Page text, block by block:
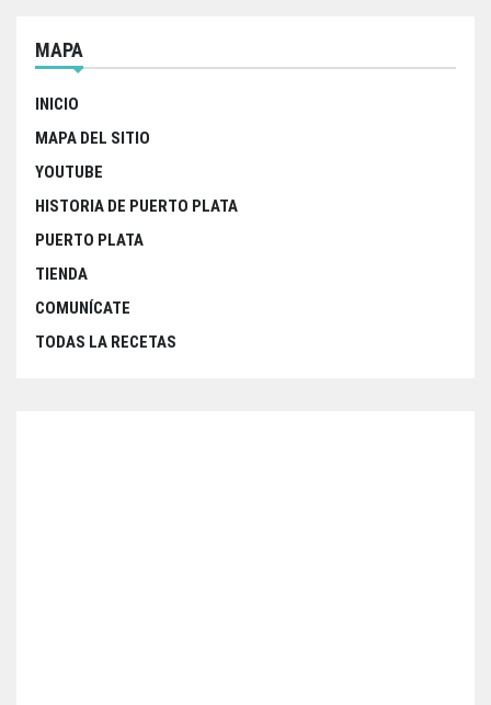
MAPA
INICIO
MAPA DEL SITIO
YOUTUBE
HISTORIA DE PUERTO PLATA
PUERTO PLATA
TIENDA
COMUNÍCATE
TODAS LA RECETAS